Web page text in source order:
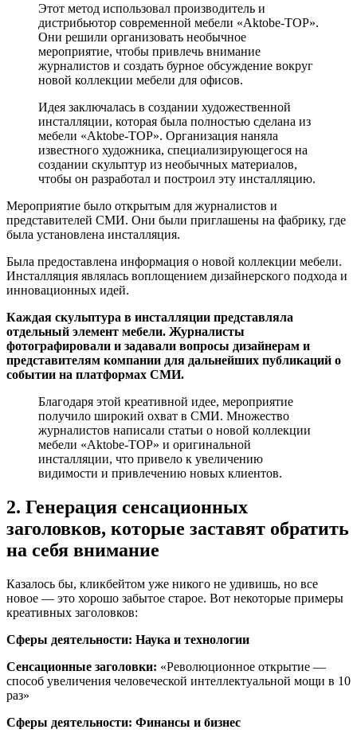
Этот метод использовал производитель и
дистрибьютор современной мебели «Aktobe-TOP».
Они решили организовать необычное
мероприятие, чтобы привлечь внимание
журналистов и создать бурное обсуждение вокруг
новой коллекции мебели для офисов.
Идея заключалась в создании художественной
инсталляции, которая была полностью сделана из
мебели «Aktobe-TOP». Организация наняла
известного художника, специализирующегося на
создании скульптур из необычных материалов,
чтобы он разработал и построил эту инсталляцию.
Мероприятие было открытым для журналистов и
представителей СМИ. Они были приглашены на фабрику, где
была установлена инсталляция.
Была предоставлена информация о новой коллекции мебели.
Инсталляция являлась воплощением дизайнерского подхода и
инновационных идей.
Каждая скульптура в инсталляции представляла
отдельный элемент мебели. Журналисты
фотографировали и задавали вопросы дизайнерам и
представителям компании для дальнейших публикаций о
событии на платформах СМИ.
Благодаря этой креативной идее, мероприятие
получило широкий охват в СМИ. Множество
журналистов написали статьи о новой коллекции
мебели «Aktobe-TOP» и оригинальной
инсталляции, что привело к увеличению
видимости и привлечению новых клиентов.
2. Генерация сенсационных
заголовков, которые заставят обратить
на себя внимание
Казалось бы, кликбейтом уже никого не удивишь, но все
новое — это хорошо забытое старое. Вот некоторые примеры
креативных заголовков:
Сферы деятельности: Наука и технологии
Сенсационные заголовки: «Революционное открытие —
способ увеличения человеческой интеллектуальной мощи в 10
раз»
Сферы деятельности: Финансы и бизнес